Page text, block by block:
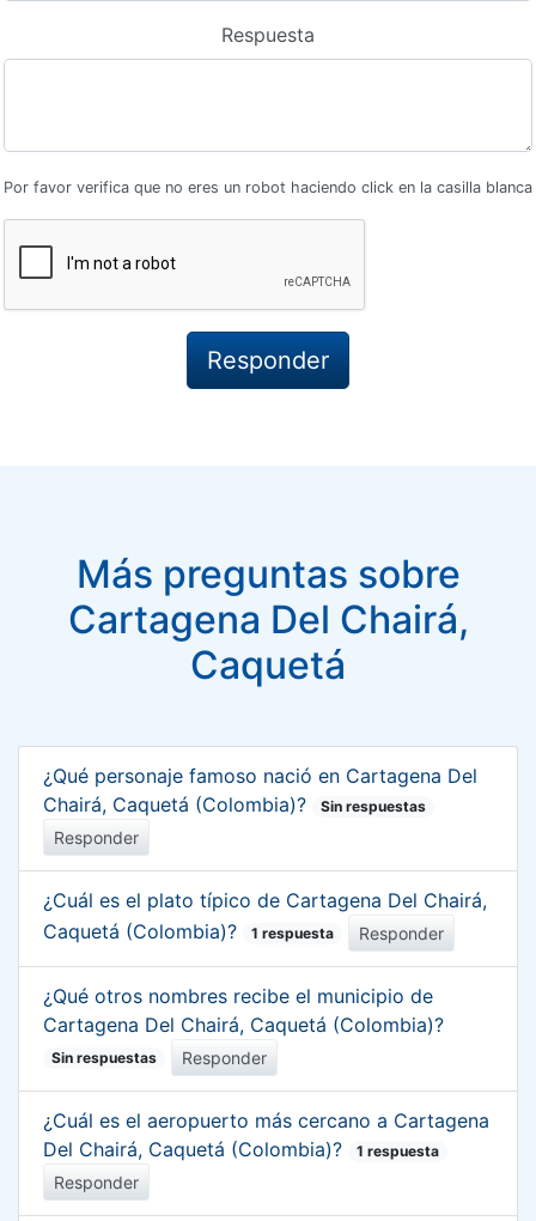
Respuesta
Por favor verifica que no eres un robot haciendo click en la casilla blanca
Más preguntas sobre
Cartagena Del Chairá,
Caquetá
¿Qué personaje famoso nació en Cartagena Del
Chairá, Caquetá (Colombia)?
Sin respuestas
Responder
¿Cuál es el plato típico de Cartagena Del Chairá,
Caquetá (Colombia)?
1 respuesta Responder
¿Qué otros nombres recibe el municipio de
Cartagena Del Chairá, Caquetá (Colombia)?
Sin respuestas Responder
¿Cuál es el aeropuerto más cercano a Cartagena
Del Chairá, Caquetá (Colombia)?
1 respuesta
Responder